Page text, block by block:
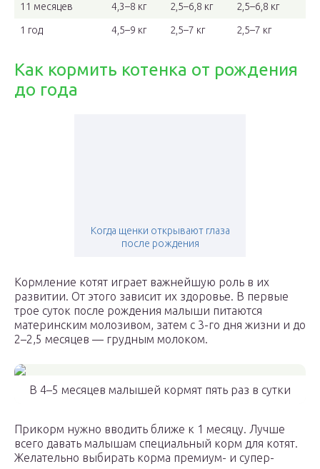
11 месяцев 4,3–8 кг 2,5–6,8 кг 2,5–6,8 кг
1 год 4,5–9 кг 2,5–7 кг 2,5–7 кг
Как кормить котенка от рождения
до года
Когда щенки открывают глаза
после рождения
Кормление котят играет важнейшую роль в их
развитии. От этого зависит их здоровье. В первые
трое суток после рождения малыши питаются
материнским молозивом, затем с 3-го дня жизни и до
2–2,5 месяцев — грудным молоком.
В 4–5 месяцев малышей кормят пять раз в сутки
Прикорм нужно вводить ближе к 1 месяцу. Лучше
всего давать малышам специальный корм для котят.
Желательно выбирать корма премиум- и супер-